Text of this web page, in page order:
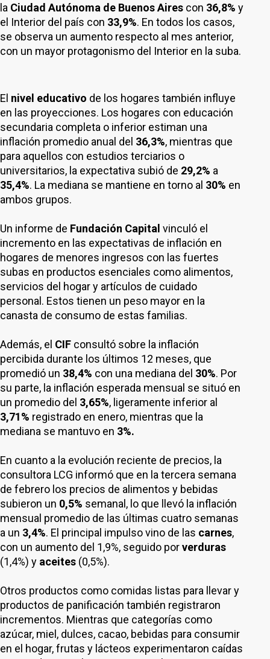
la Ciudad Autónoma de Buenos Aires con 36,8% y
el Interior del país con 33,9%. En todos los casos,
se observa un aumento respecto al mes anterior,
con un mayor protagonismo del Interior en la suba.
El nivel educativo de los hogares también influye
en las proyecciones. Los hogares con educación
secundaria completa o inferior estiman una
inflación promedio anual del 36,3%, mientras que
para aquellos con estudios terciarios o
universitarios, la expectativa subió de 29,2% a
35,4%. La mediana se mantiene en torno al 30% en
ambos grupos.
Un informe de Fundación Capital vinculó el
incremento en las expectativas de inflación en
hogares de menores ingresos con las fuertes
subas en productos esenciales como alimentos,
servicios del hogar y artículos de cuidado
personal. Estos tienen un peso mayor en la
canasta de consumo de estas familias.
Además, el CIF consultó sobre la inflación
percibida durante los últimos 12 meses, que
promedió un 38,4% con una mediana del 30%. Por
su parte, la inflación esperada mensual se situó en
un promedio del 3,65%, ligeramente inferior al
3,71% registrado en enero, mientras que la
mediana se mantuvo en 3%.
En cuanto a la evolución reciente de precios, la
consultora LCG informó que en la tercera semana
de febrero los precios de alimentos y bebidas
subieron un 0,5% semanal, lo que llevó la inflación
mensual promedio de las últimas cuatro semanas
a un 3,4%. El principal impulso vino de las carnes,
con un aumento del 1,9%, seguido porverduras
(1,4%) y aceites (0,5%).
Otros productos como comidas listas para llevar y
productos de panificación también registraron
incrementos. Mientras que categorías como
azúcar, miel, dulces, cacao, bebidas para consumir
en el hogar, frutas y lácteos experimentaron caídas